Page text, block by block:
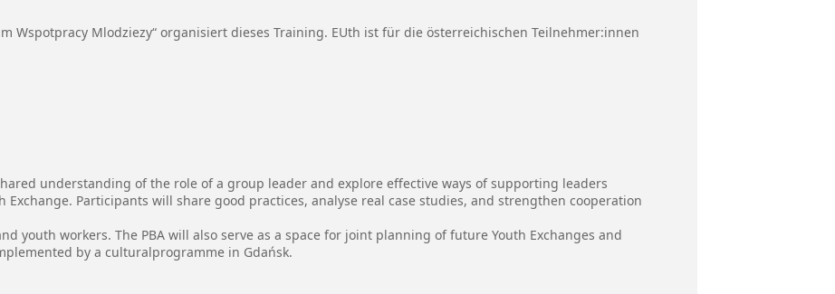
Wspotpracy Mlodziezy“ organisiert dieses Training. EUth ist für die österreichischen Teilnehmer:innen
understanding of the role of a group leader and explore effective ways of supporting leaders
Exchange. Participants will share good practices, analyse real case studies, and strengthen cooperation
youth workers. The PBA will also serve as a space for joint planning of future Youth Exchanges and
by a culturalprogramme in Gdańsk.